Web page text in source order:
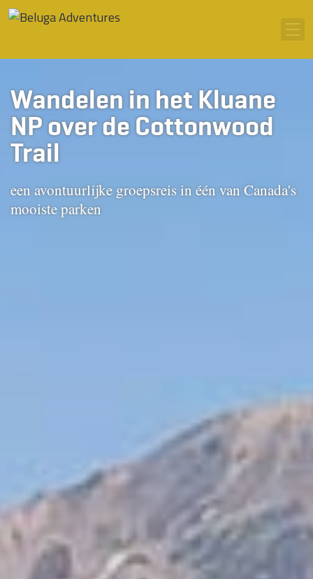
Ga naar inhoud
Wandelen in het Kluane
NP over de Cottonwood
Trail
een avontuurlijke groepsreis in één van Canada's
mooiste parken